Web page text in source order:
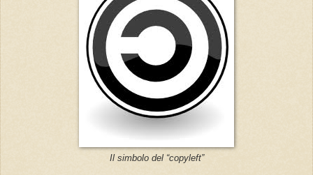
Il simbolo del “copyleft”